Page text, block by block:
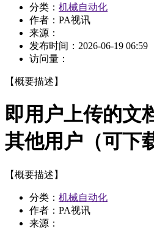
分类： 机械自动化
作者：PA视讯
来源：
发布时间： 2026-06-19 06:59
访问量：
【概要描述】
即用户上传的文
其他用户（可下
【概要描述】
分类： 机械自动化
作者：PA视讯
来源：